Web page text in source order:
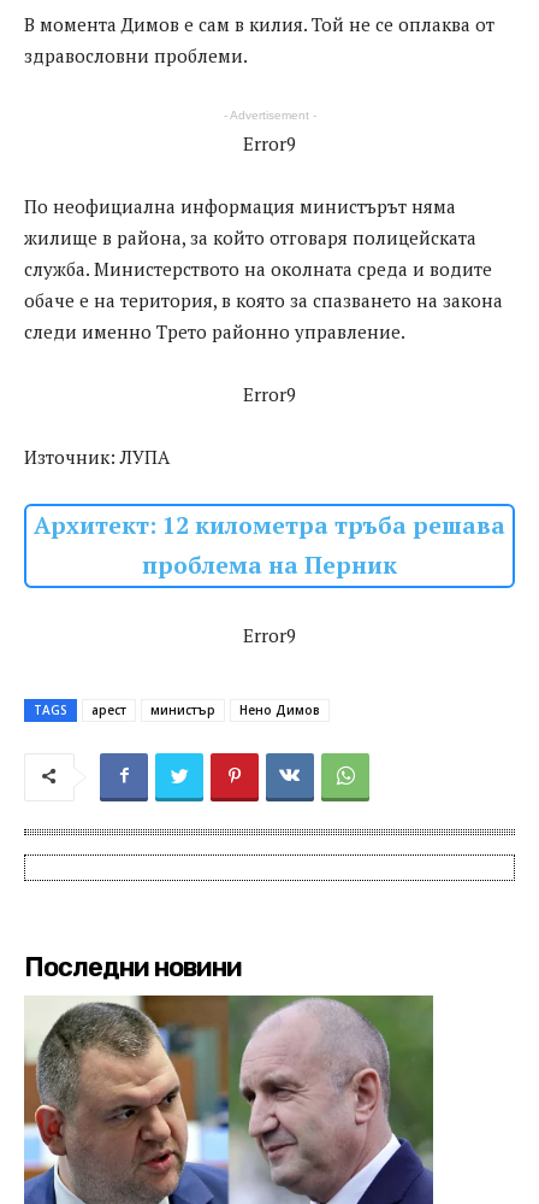
В момента Димов е сам в килия. Той не се оплаква от
здравословни проблеми.
- Advertisement -
Error9
По неофициална информация министърът няма
жилище в района, за който отговаря полицейската
служба. Министерството на околната среда и водите
обаче е на територия, в която за спазването на закона
следи именно Трето районно управление.
Error9
Източник: ЛУПА
Архитект: 12 километра тръба решава
проблема на Перник
Error9
TAGS арест министър Нено Димов
Последни новини